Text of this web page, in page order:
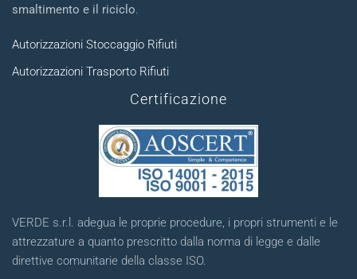
smaltimento e il riciclo.
Autorizzazioni Stoccaggio Rifiuti
Autorizzazioni Trasporto Rifiuti
Certificazione
VERDE s.r.l. adegua le proprie procedure, i propri strumenti e le
attrezzature a quanto prescritto dalla norma di legge e dalle
direttive comunitarie della classe ISO.